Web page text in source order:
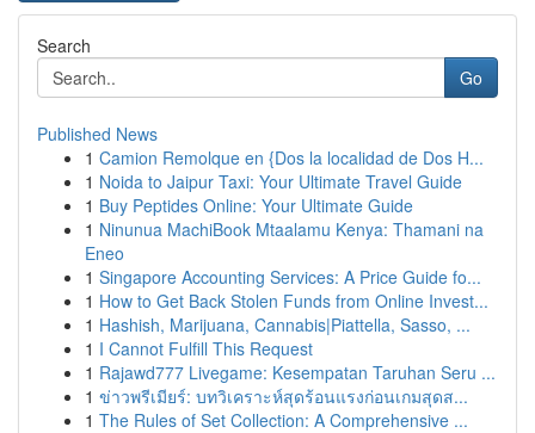
Search
Go
Published News
1 Camion Remolque en {Dos la localidad de Dos H...
1 Noida to Jaipur Taxi: Your Ultimate Travel Guide
1 Buy Peptides Online: Your Ultimate Guide
1 Ninunua MachiBook Mtaalamu Kenya: Thamani na
Eneo
1 Singapore Accounting Services: A Price Guide fo...
1 How to Get Back Stolen Funds from Online Invest...
1 Hashish, Marijuana, Cannabis|Piattella, Sasso, ...
1 I Cannot Fulfill This Request
1 Rajawd777 Livegame: Kesempatan Taruhan Seru ...
1 ข่าวพรีเมียร์: บทวิเคราะห์สุดร้อนแรงก่อนเกมสุดส...
1 The Rules of Set Collection: A Comprehensive ...